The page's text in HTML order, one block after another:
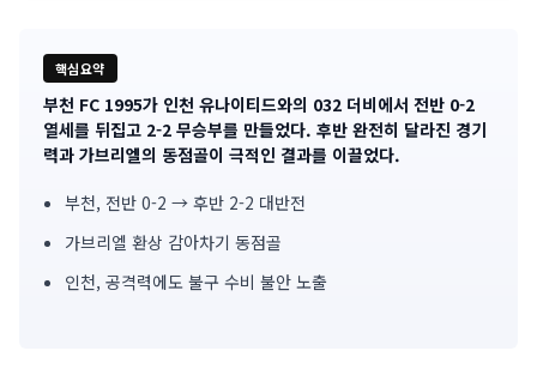
핵심요약
기
사
핵
심
부천 FC 1995가 인천 유나이티드와의 032 더비에서 전반 0-2
열세를 뒤집고 2-2 무승부를 만들었다. 후반 완전히 달라진 경기
력과 가브리엘의 동점골이 극적인 결과를 이끌었다.
부천, 전반 0-2 → 후반 2-2 대반전
가브리엘 환상 감아차기 동점골
인천, 공격력에도 불구 수비 불안 노출